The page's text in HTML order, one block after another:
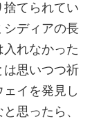
てられてい
シディアの長
れなかった
は思いつつ祈
イを発見し
思ったら、